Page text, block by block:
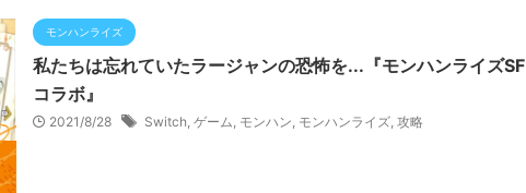
モンハンライズ
私たちは忘れていたラージャンの恐怖を...『モンハンライズSF
コラボ』
2021/8/28 Switch ゲーム モンハン モンハンライズ 攻略